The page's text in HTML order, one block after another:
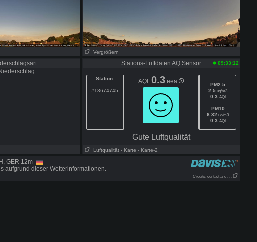
Vergrößern
Stations-Luftdaten AQ Sensor 09:33:12
Station:
#13674745
AQI: 0.3 eea
PM2.5
2.5 ug/m3
0.3 AQI
PM10
6.32 ug/m3
0.3 AQI
Gute Luftqualität
Luftqualität - Karte - Karte-2
GER 12m
aufgrund dieser Wetterinformationen.
Credits, contact and . . .